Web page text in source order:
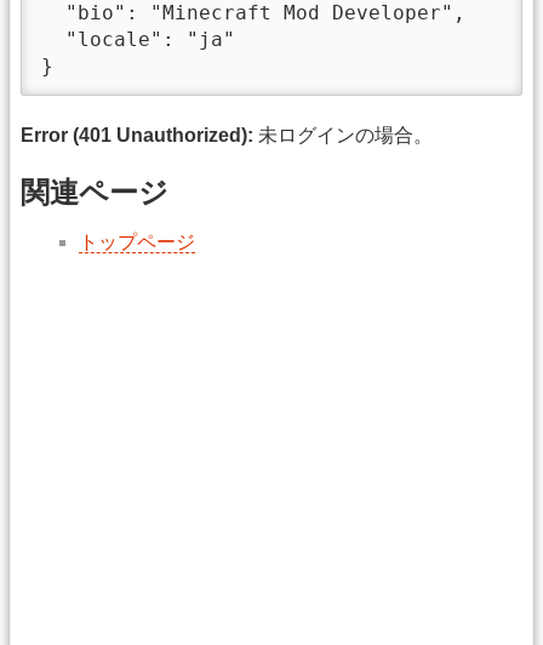
  "bio": "Minecraft Mod Developer",
  "locale": "ja"
}
Error (401 Unauthorized): 未ログインの場合。
関連ページ
トップページ